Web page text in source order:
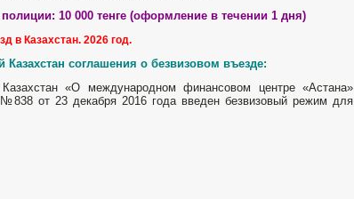
10 000 тенге (оформление в течении 1 дня)
в Казахстан. 2026 год.
соглашения о безвизовом въезде:
«О международном финансовом центре «Астана»
№838 от 23 декабря 2016 года введен безвизовый режим для